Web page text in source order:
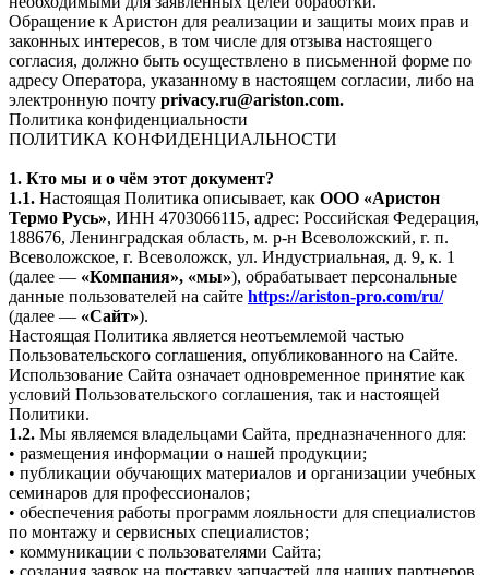
Обращение к Аристон для реализации и защиты моих прав и
законных интересов, в том числе для отзыва настоящего
согласия, должно быть осуществлено в письменной форме по
адресу Оператора, указанному в настоящем согласии, либо на
электронную почту privacy.ru@ariston.com.
Политика конфиденциальности
ПОЛИТИКА КОНФИДЕНЦИАЛЬНОСТИ
1. Кто мы и о чём этот документ?
1.1. Настоящая Политика описывает, как ООО «Аристон
Термо Русь», ИНН 4703066115, адрес: Российская Федерация,
188676, Ленинградская область, м. р-н Всеволожский, г. п.
Всеволожское, г. Всеволожск, ул. Индустриальная, д. 9, к. 1
(далее — «Компания», «мы»), обрабатывает персональные
данные пользователей на сайте https://ariston-pro.com/ru/
(далее — «Сайт»).
Настоящая Политика является неотъемлемой частью
Пользовательского соглашения, опубликованного на Сайте.
Использование Сайта означает одновременное принятие как
условий Пользовательского соглашения, так и настоящей
Политики.
1.2. Мы являемся владельцами Сайта, предназначенного для:
• размещения информации о нашей продукции;
• публикации обучающих материалов и организации учебных
семинаров для профессионалов;
• обеспечения работы программ лояльности для специалистов
по монтажу и сервисных специалистов;
• коммуникации с пользователями Сайта;
• создания заявок на поставку запчастей для наших партнеров.